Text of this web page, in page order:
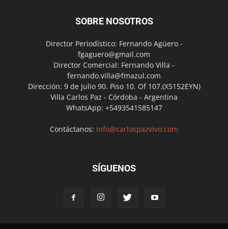
SOBRE NOSOTROS
Director Periodístico: Fernando Agüero -
fgaguero@gmail.com
Director Comercial: Fernando Villa -
fernando.villa@fmazul.com
Dirección: 9 de Julio 90. Piso 10. Of 107.(X5152EYN)
Villa Carlos Paz - Córdoba - Argentina
WhatsApp: +5493541585147
Contáctanos: info@carlospazvivo.com
SÍGUENOS